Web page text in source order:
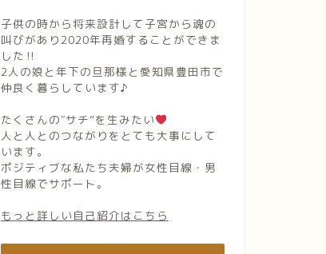
子供の時から将来設計して子宮から魂の
叫びがあり2020年再婚することができま
した‼︎
2人の娘と年下の旦那様と愛知県豊田市で
仲良く暮らしています♪
たくさんの″サチ”を生みたい
人と人とのつながりをとても大事にして
います。
ポジティブな私たち夫婦が女性目線・男
性目線でサポート。
もっと詳しい自己紹介はこちら